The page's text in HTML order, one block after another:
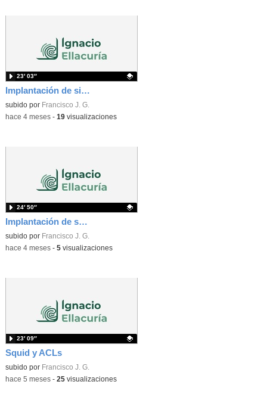
Implantación de sistemas de alta disponibilidad. Vídeo 2
Contenido educativo.
subido por Francisco J. G.
23′ 03″
-hace 4 meses- 19visualizaciones
Implantación de soluciones de alta disponibilidad
Contenido educativo.
subido por Francisco J. G.
24′ 50″
-hace 4 meses- 5visualizaciones
Squid y ACLs
Contenido educativo.
subido por Francisco J. G.
23′ 09″
-hace 5 meses- 25visualizaciones